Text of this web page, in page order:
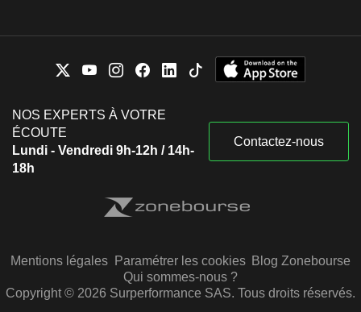
NOS EXPERTS À VOTRE
ÉCOUTE
Lundi - Vendredi 9h-12h / 14h-
18h
Contactez-nous
Mentions légales Paramétrer les cookies Blog Zonebourse
Qui sommes-nous ?
Copyright © 2026 Surperformance SAS. Tous droits réservés.